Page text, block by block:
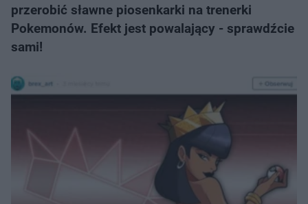
przerobić sławne piosenkarki na trenerki
Pokemonów. Efekt jest powalający - sprawdźcie
sami!